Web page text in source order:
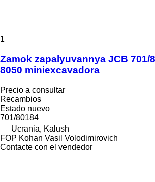
1
Zamok zapalyuvannya JCB 701/
8050 miniexcavadora
Precio a consultar
Recambios
Estado nuevo
701/80184
Ucrania, Kalush
FOP Kohan Vasil Volodimirovich
Contacte con el vendedor